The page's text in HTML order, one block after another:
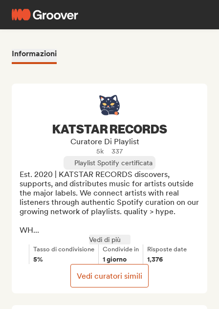
Informazioni
KATSTAR RECORDS
Curatore Di Playlist
5k
337
Playlist Spotify certificata
Est. 2020 | KATSTAR RECORDS discovers,
supports, and distributes music for artists outside
the major labels. We connect artists with real
listeners through authentic Spotify curation on our
growing network of playlists. quality > hype.
WH...
Vedi di più
Tasso di condivisione
5%
Condivide in
1 giorno
Risposte date
1,376
Vedi curatori simili